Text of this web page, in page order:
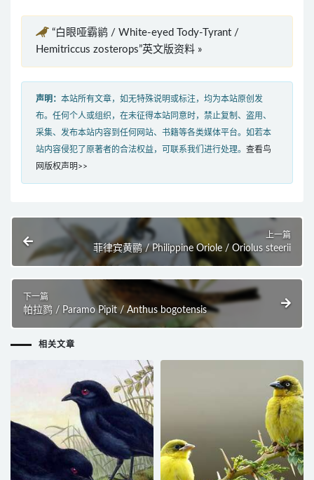
“白眼哑霸鹟 / White-eyed Tody-Tyrant /
Hemitriccus zosterops”英文版资料 »
声明： 本站所有文章，如无特殊说明或标注，均为本站原创发
布。任何个人或组织，在未征得本站同意时，禁止复制、盗用、
采集、发布本站内容到任何网站、书籍等各类媒体平台。如若本
站内容侵犯了原著者的合法权益，可联系我们进行处理。 查看鸟
网版权声明>>
上一篇
菲律宾黄鹂 / Philippine Oriole / Oriolus steerii
下一篇
帕拉鹨 / Paramo Pipit / Anthus bogotensis
相关文章